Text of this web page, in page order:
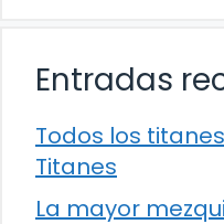
Entradas
Todos los
Titanes
La mayor